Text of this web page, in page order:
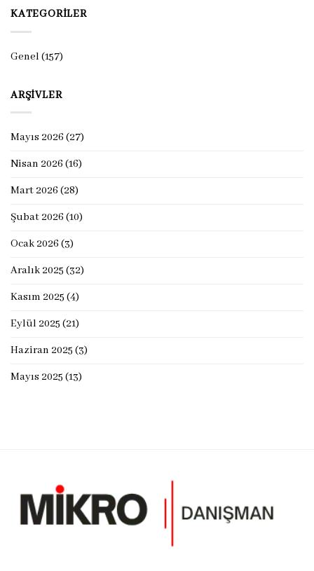
KATEGORILER
Genel(157)
ARŞIVLER
Mayıs 2026 (27)
Nisan 2026 (16)
Mart 2026 (28)
Şubat 2026 (10)
Ocak 2026 (3)
Aralık 2025 (32)
Kasım 2025 (4)
Eylül 2025 (21)
Haziran 2025 (3)
Mayıs 2025 (13)